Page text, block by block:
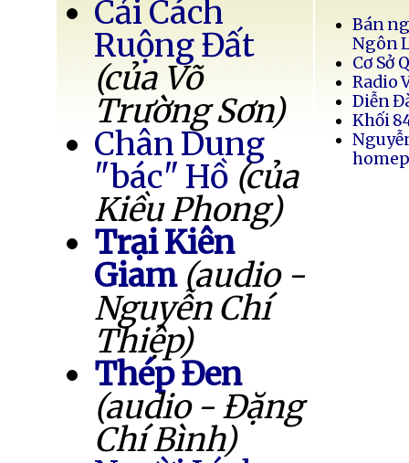
Cải Cách
Ruộng Đất
(của Võ
Trường Sơn)
Chân Dung
"bác" Hồ (của
Kiều Phong)
Trại Kiên
Giam (audio -
Nguyễn Chí
Thiệp)
Thép Đen
(audio - Đặng
Chí Bình)
Bán
Ngôn
Cơ Sở
Radio
Diễn
Khối